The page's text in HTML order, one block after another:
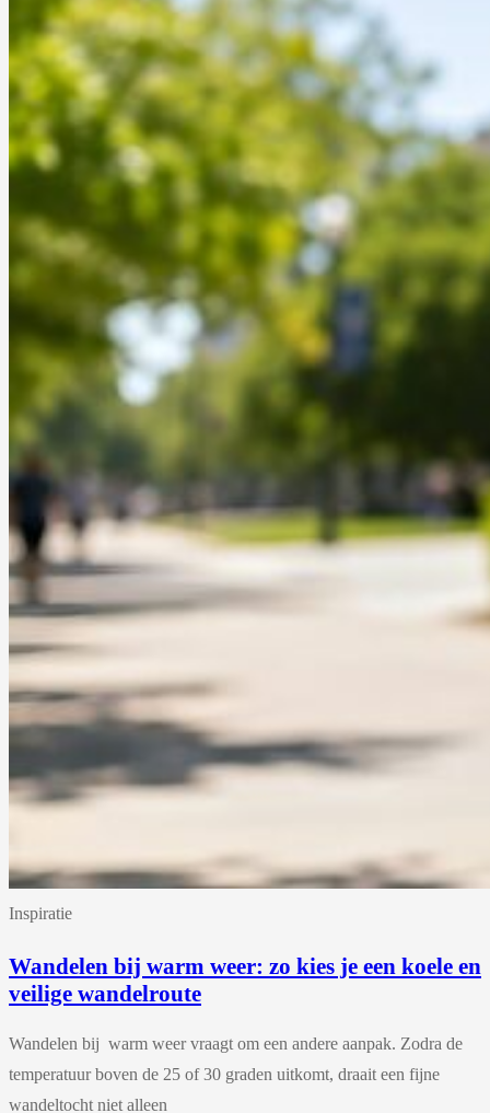
Inspiratie
Wandelen bij warm weer: zo kies je een koele en
veilige wandelroute
Wandelen bij warm weer vraagt om een andere aanpak. Zodra de
temperatuur boven de 25 of 30 graden uitkomt, draait een fijne
wandeltocht niet alleen